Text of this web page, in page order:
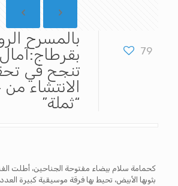
79
بالمسرح
تنجح في
الانتشاء
“ثملة”
كحمامة سلام بيضاء مفتوحة الجناحين، أطلت
بثوبها الأبيض، تحيط بها فرقة موسيقية كبيرة